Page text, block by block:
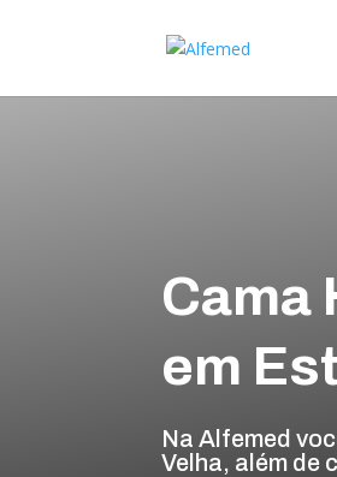
Cama
em
Na Alfemed
Velha, além de